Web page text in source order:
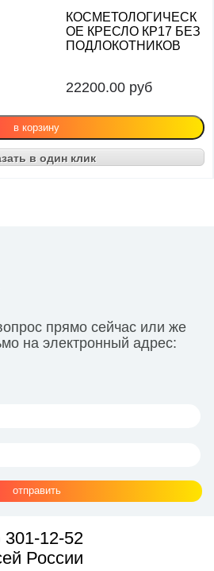
КОСМЕТОЛОГИЧЕСК
ОЕ КРЕСЛО КР17 БЕЗ
ПОДЛОКОТНИКОВ
22200.00 руб
в один клик
прямо сейчас или же
на электронный адрес:
отправить
301-12-52
России